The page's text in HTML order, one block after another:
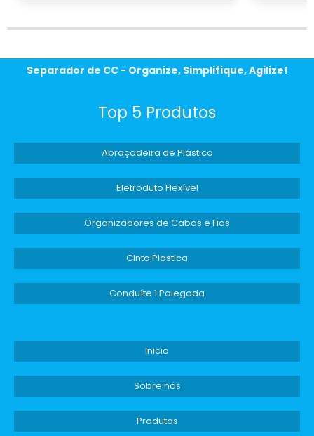
Separador de CC - Organize, Simplifique, Agilize!
Top 5 Produtos
Abraçadeira de Plástico
Eletroduto Flexível
Organizadores de Cabos e Fios
Cinta Plastica
Conduíte 1 Polegada
Inicio
Sobre nós
Produtos